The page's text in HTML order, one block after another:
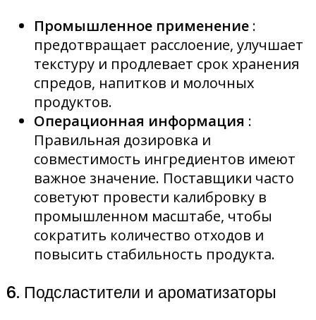
Промышленное применение :
предотвращает расслоение, улучшает
текстуру и продлевает срок хранения
спредов, напитков и молочных
продуктов.
Операционная информация :
Правильная дозировка и
совместимость ингредиентов имеют
важное значение. Поставщики часто
советуют провести калибровку в
промышленном масштабе, чтобы
сократить количество отходов и
повысить стабильность продукта.
6. Подсластители и ароматизаторы